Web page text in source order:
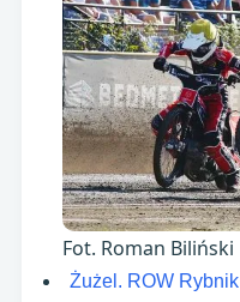
Fot. Roman Biliński
Żużel. ROW